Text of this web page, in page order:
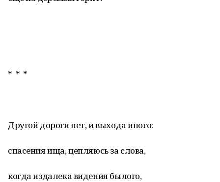
* * *
Другой дороги нет, и выхода иного:
спасения ища, цепляюсь за слова,
когда издалека видения былого,